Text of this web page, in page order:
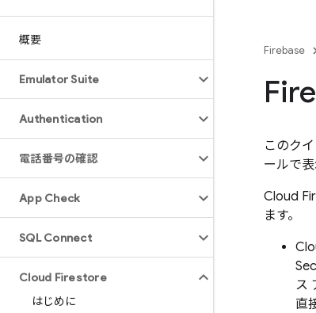
概要
Emulator Suite
Authentication
電話番号の確認
App Check
SQL Connect
Cloud Firestore
はじめに
Firebase
このク
ールで
Cloud
ます。
ス
直